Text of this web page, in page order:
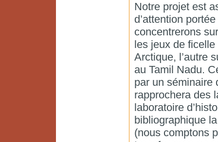
Notre projet est
d’attention
concentrerons
les jeux de
Arctique, l’autre
au Tamil Nadu.
par un séminaire
rapprochera des
laboratoire
bibliographique
(nous comptons